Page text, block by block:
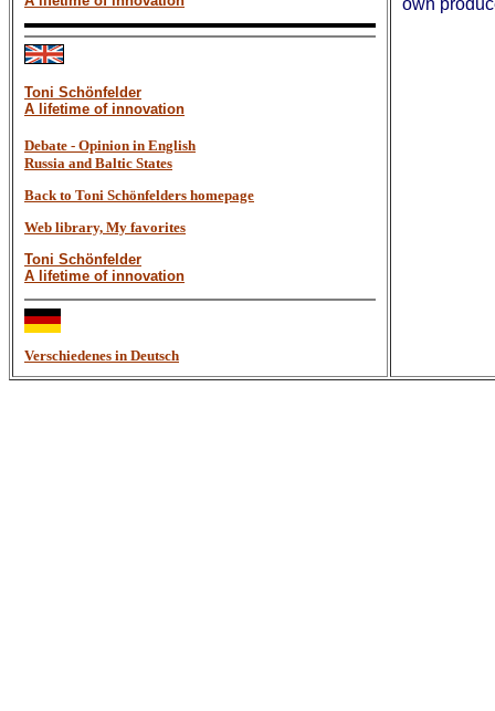
Toni Schönfelder
A lifetime of innovation
Debate - Opinion in English
Russia and Baltic States
Back to Toni Schönfelders homepage
Web library, My favorites
Toni Schönfelder
A lifetime of innovation
Verschiedenes in Deutsch
own